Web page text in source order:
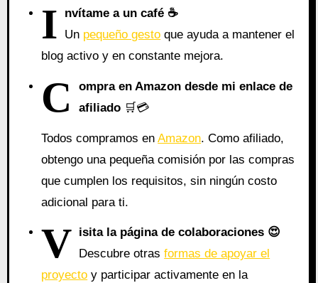
I
nvítame a un café ☕
Un pequeño gesto que ayuda a mantener el
blog activo y en constante mejora.
C
ompra en Amazon desde mi enlace de
afiliado 🛒💳
Todos compramos enAmazon. Como afiliado,
obtengo una pequeña comisión por las compras
que cumplen los requisitos, sin ningún costo
adicional para ti.
V isita la página de colaboraciones 😍
Descubre otrasformas de apoyar el
proyecto y participar activamente en la